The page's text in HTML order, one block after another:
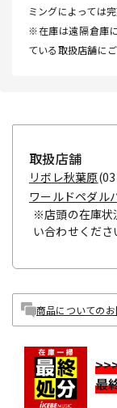
ミングによっては
※在庫は遠隔倉庫
ている取扱店舗に
取扱店舗
リボレ秋葉原
ワールドペダル
※店頭の在庫状
い合わせくださ
商品についての
最